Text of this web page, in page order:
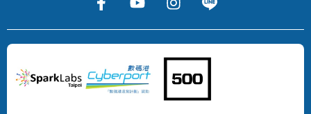
Copyright
2024
DECOMAN